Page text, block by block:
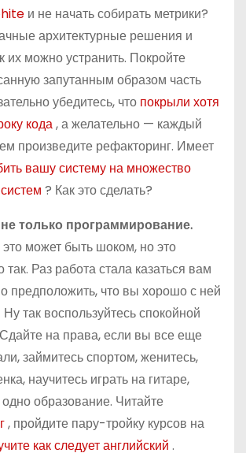
и не начать собирать метрики?
архитектурные решения и
их можно устранить. Покройте
запутанным образом часть
убедитесь, что покрыли хотя
кода, а желательно — каждый
произведите рефакторинг. Имеет
вашу систему на множество
? Как это сделать?
только программирование.
может быть шоком, но это
так. Раз работа стала казаться вам
предположить, что вы хорошо с ней
так воспользуйтесь спокойной
на права, если вы все еще
займитесь спортом, женитесь,
научитесь играть на гитаре,
образование. Читайте
, пройдите пару-тройку курсов на
как следует английский .